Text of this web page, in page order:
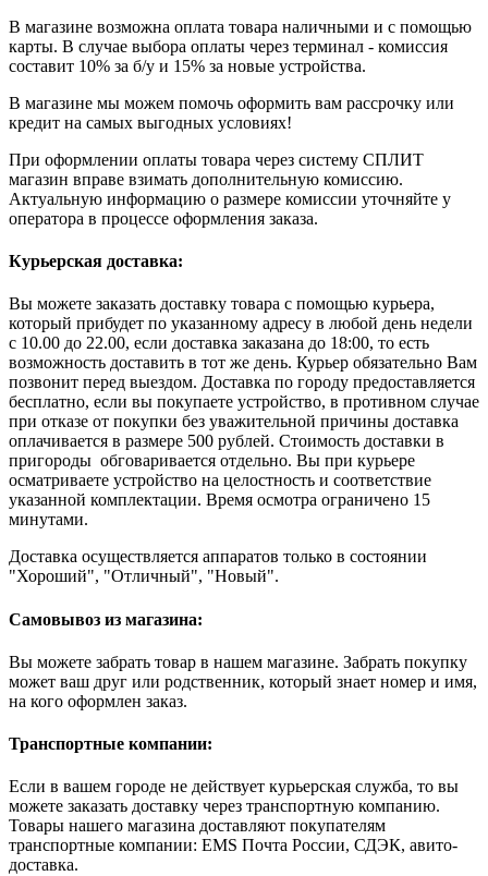
В магазине возможна оплата товара наличными и с помощью
карты. В случае выбора оплаты через терминал - комиссия
составит 10% за б/у и 15% за новые устройства.
В магазине мы можем помочь оформить вам рассрочку или
кредит на самых выгодных условиях!
При оформлении оплаты товара через систему СПЛИТ
магазин вправе взимать дополнительную комиссию.
Актуальную информацию о размере комиссии уточняйте у
оператора в процессе оформления заказа.
Курьерская доставка:
Вы можете заказать доставку товара с помощью курьера,
который прибудет по указанному адресу в любой день недели
с 10.00 до 22.00, если доставка заказана до 18:00, то есть
возможность доставить в тот же день. Курьер обязательно Вам
позвонит перед выездом. Доставка по городу предоставляется
бесплатно, если вы покупаете устройство, в противном случае
при отказе от покупки без уважительной причины доставка
оплачивается в размере 500 рублей. Стоимость доставки в
пригороды обговаривается отдельно. Вы при курьере
осматриваете устройство на целостность и соответствие
указанной комплектации. Время осмотра ограничено 15
минутами.
Доставка осуществляется аппаратов только в состоянии
"Хороший", "Отличный", "Новый".
Самовывоз из магазина:
Вы можете забрать товар в нашем магазине. Забрать покупку
может ваш друг или родственник, который знает номер и имя,
на кого оформлен заказ.
Транспортные компании:
Если в вашем городе не действует курьерская служба, то вы
можете заказать доставку через транспортную компанию.
Товары нашего магазина доставляют покупателям
транспортные компании: EMS Почта России, СДЭК, авито-
доставка.